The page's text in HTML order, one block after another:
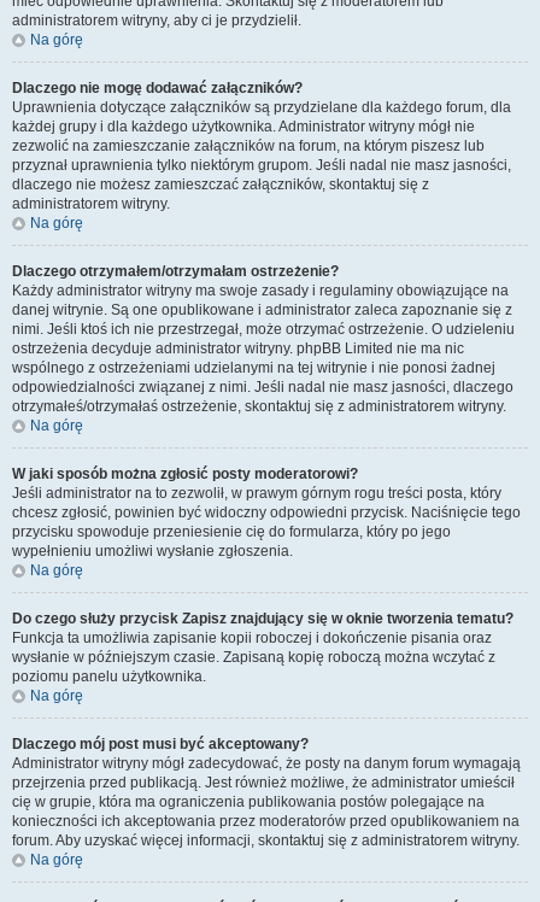
administratorem witryny, aby ci je przydzielił.
Na górę
Dlaczego nie mogę dodawać załączników?
Uprawnienia dotyczące załączników są przydzielane dla każdego forum, dla
każdej grupy i dla każdego użytkownika. Administrator witryny mógł nie
zezwolić na zamieszczanie załączników na forum, na którym piszesz lub
przyznał uprawnienia tylko niektórym grupom. Jeśli nadal nie masz jasności,
dlaczego nie możesz zamieszczać załączników, skontaktuj się z
administratorem witryny.
Na górę
Dlaczego otrzymałem/otrzymałam ostrzeżenie?
Każdy administrator witryny ma swoje zasady i regulaminy obowiązujące na
danej witrynie. Są one opublikowane i administrator zaleca zapoznanie się z
nimi. Jeśli ktoś ich nie przestrzegał, może otrzymać ostrzeżenie. O udzieleniu
ostrzeżenia decyduje administrator witryny. phpBB Limited nie ma nic
wspólnego z ostrzeżeniami udzielanymi na tej witrynie i nie ponosi żadnej
odpowiedzialności związanej z nimi. Jeśli nadal nie masz jasności, dlaczego
otrzymałeś/otrzymałaś ostrzeżenie, skontaktuj się z administratorem witryny.
Na górę
W jaki sposób można zgłosić posty moderatorowi?
Jeśli administrator na to zezwolił, w prawym górnym rogu treści posta, który
chcesz zgłosić, powinien być widoczny odpowiedni przycisk. Naciśnięcie tego
przycisku spowoduje przeniesienie cię do formularza, który po jego
wypełnieniu umożliwi wysłanie zgłoszenia.
Na górę
Do czego służy przycisk Zapisz znajdujący się w oknie tworzenia tematu?
Funkcja ta umożliwia zapisanie kopii roboczej i dokończenie pisania oraz
wysłanie w późniejszym czasie. Zapisaną kopię roboczą można wczytać z
poziomu panelu użytkownika.
Na górę
Dlaczego mój post musi być akceptowany?
Administrator witryny mógł zadecydować, że posty na danym forum wymagają
przejrzenia przed publikacją. Jest również możliwe, że administrator umieścił
cię w grupie, która ma ograniczenia publikowania postów polegające na
konieczności ich akceptowania przez moderatorów przed opublikowaniem na
forum. Aby uzyskać więcej informacji, skontaktuj się z administratorem witryny.
Na górę